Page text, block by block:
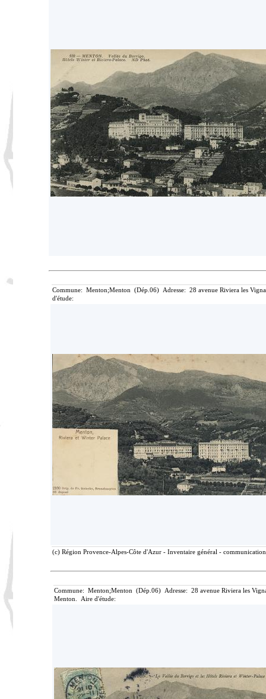
Commune: Menton;Menton (Dép.06) Adresse: 28 avenue Riviera les
d'étude:
(c) Région Provence-Alpes-Côte d'Azur - Inventaire général -
Commune: Menton;Menton (Dép.06) Adresse: 28 avenue Riviera les
Menton. Aire d'étude: